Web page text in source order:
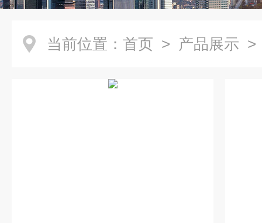
当前位置： 首页 > 产品展示